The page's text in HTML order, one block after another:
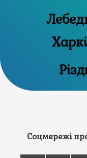
Соцмережі